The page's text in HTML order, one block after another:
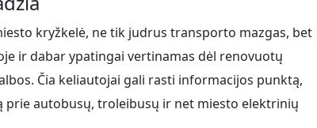
kryžkelė, ne tik judrus transporto mazgas, bet
ir dabar ypatingai vertinamas dėl renovuotų
Čia keliautojai gali rasti informacijos punktą,
prie autobusų, troleibusų ir net miesto elektrinių